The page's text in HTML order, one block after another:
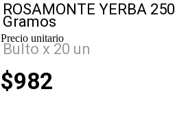
ROSAMONTE YERBA 250
Gramos
Bulto x 20 un
Precio unitario
$982